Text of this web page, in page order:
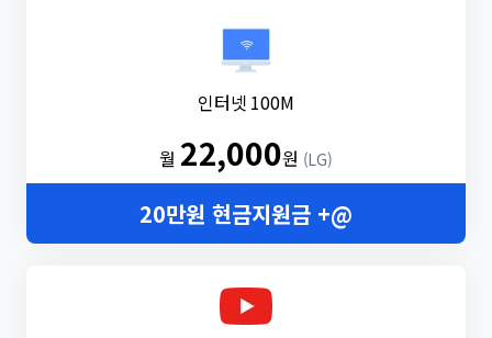
인터넷 100M
월 22,000원 (LG)
20만원 현금지원금 +@